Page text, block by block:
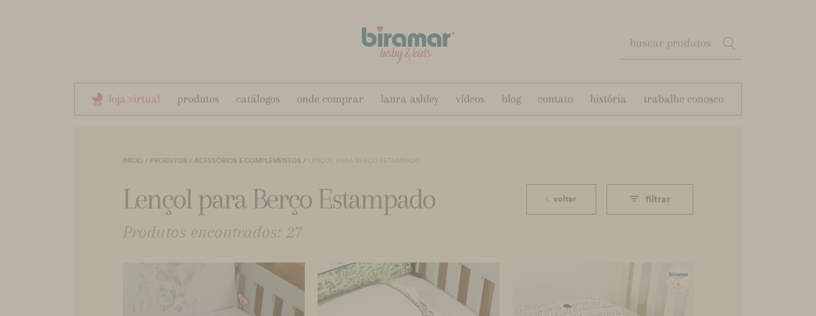
loja virtual produtos catálogos onde comprar laura ashley vídeos blog contato história trabalhe conosco
INÍCIO / PRODUTOS / ACESSÓRIOS E COMPLEMENTOS /
Lençol para Berço Estampado filtrar
voltar
Produtos encontrados: 27